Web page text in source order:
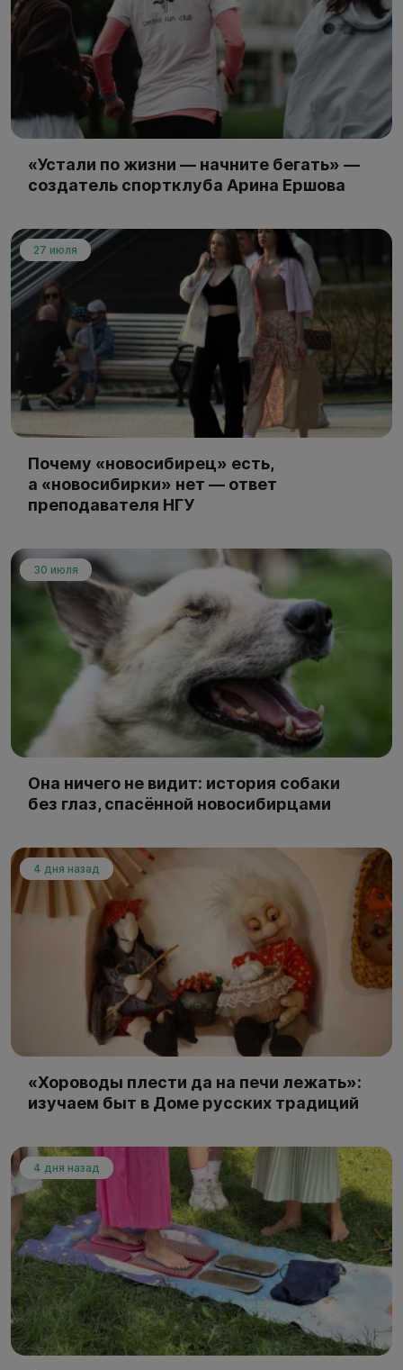
«Устали по жизни — начните бегать» —
создатель спортклуба Арина Ершова
27 июля
Почему «новосибирец» есть,
а «новосибирки» нет — ответ
преподавателя НГУ
30 июля
Она ничего не видит: история собаки
без глаз, спасённой новосибирцами
4 дня назад
«Хороводы плести да на печи лежать»:
изучаем быт в Доме русских традиций
4 дня назад